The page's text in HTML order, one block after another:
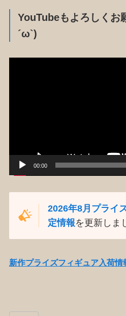
YouTubeもよろしくお
´ω`)
00:00
2026年8月プライ
定情報を更新しま
新作プライズフィギュア入荷情